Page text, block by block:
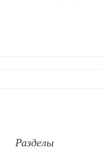
Разделы